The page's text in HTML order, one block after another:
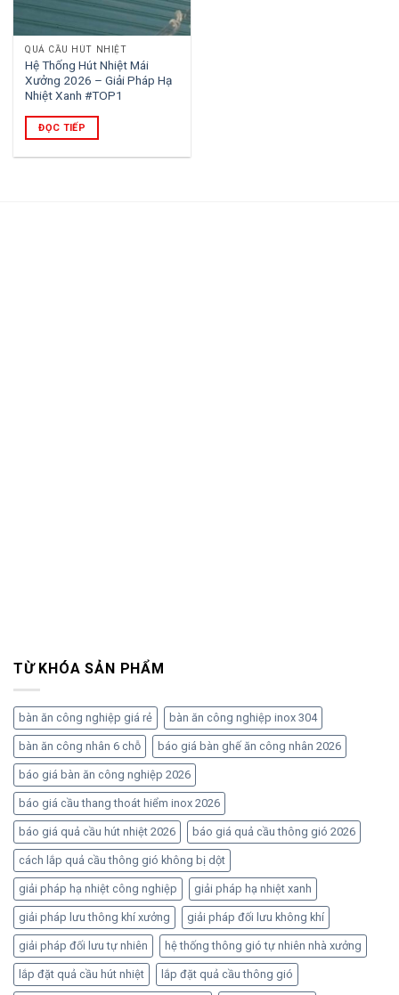
QUẢ CẦU HÚT NHIỆT
Hệ Thống Hút Nhiệt Mái
Xưởng 2026 – Giải Pháp Hạ
Nhiệt Xanh #TOP1
ĐỌC TIẾP
TỪ KHÓA SẢN PHẨM
bàn ăn công nghiệp giá rẻ bàn ăn công nghiệp inox 304
bàn ăn công nhân 6 chỗ báo giá bàn ghế ăn công nhân 2026
báo giá bàn ăn công nghiệp 2026
báo giá cầu thang thoát hiểm inox 2026
báo giá quả cầu hút nhiệt 2026 báo giá quả cầu thông gió 2026
cách lắp quả cầu thông gió không bị dột
giải pháp hạ nhiệt công nghiệp giải pháp hạ nhiệt xanh
giải pháp lưu thông khí xưởng giải pháp đối lưu không khí
giải pháp đối lưu tự nhiên hệ thống thông gió tự nhiên nhà xưởng
lắp đặt quả cầu hút nhiệt lắp đặt quả cầu thông gió